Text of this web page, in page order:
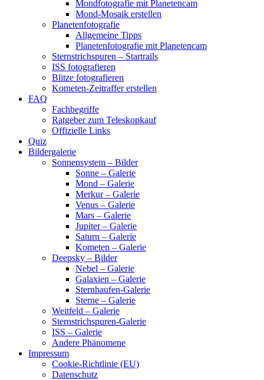
Mondfotografie mit Planetencam
Mond-Mosaik erstellen
Planetenfotografie
Allgemeine Tipps
Planetenfotografie mit Planetencam
Sternstrichspuren – Startrails
ISS fotografieren
Blitze fotografieren
Kometen-Zeitraffer erstellen
FAQ
Fachbegriffe
Ratgeber zum Teleskopkauf
Offizielle Links
Quiz
Bildergalerie
Sonnensystem – Bilder
Sonne – Galerie
Mond – Galerie
Merkur – Galerie
Venus – Galerie
Mars – Galerie
Jupiter – Galerie
Saturn – Galerie
Kometen – Galerie
Deepsky – Bilder
Nebel – Galerie
Galaxien – Galerie
Sternhaufen-Galerie
Sterne – Galerie
Weitfeld – Galerie
Sternstrichspuren-Galerie
ISS – Galerie
Andere Phänomene
Impressum
Cookie-Richtlinie (EU)
Datenschutz